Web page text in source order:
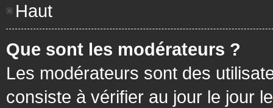
Haut
Que sont les modérateurs ?
Les modérateurs sont des
consiste à vérifier au jour le jour